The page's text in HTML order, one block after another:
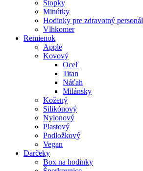
Stopky
Minútky
Hodinky pre zdravotný personál
Vlhkomer
Remienok
Apple
Kovový
Oceľ
Titan
Náťah
Milánsky
Kožený
Silikónový
Nylonový
Plastový
Podložkový
Vegan
Darčeky
Box na hodinky